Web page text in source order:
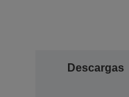
Descargas